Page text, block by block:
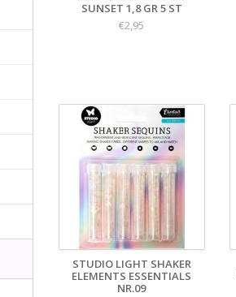
SUNSET 1,8 GR 5 ST
€2,95
STUDIO LIGHT SHAKER
ELEMENTS ESSENTIALS
NR.09